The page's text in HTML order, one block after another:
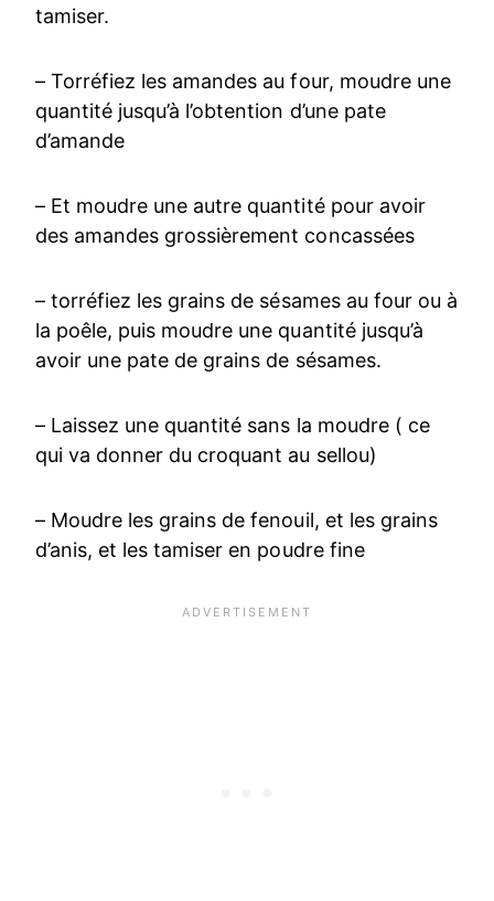
tamiser.
– Torréfiez les amandes au four, moudre une
quantité jusqu’à l’obtention d’une pate
d’amande
– Et moudre une autre quantité pour avoir
des amandes grossièrement concassées
– torréfiez les grains de sésames au four ou à
la poêle, puis moudre une quantité jusqu’à
avoir une pate de grains de sésames.
– Laissez une quantité sans la moudre ( ce
qui va donner du croquant au sellou)
– Moudre les grains de fenouil, et les grains
d’anis, et les tamiser en poudre fine